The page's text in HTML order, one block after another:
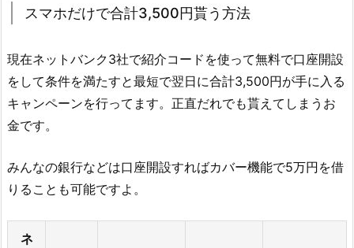
スマホだけで合計3,500円貰う方法
現在ネットバンク3社で紹介コードを使って無料で口座開設
をして条件を満たすと最短で翌日に合計3,500円が手に入る
キャンペーンを行ってます。正直だれでも貰えてしまうお
金です。
みんなの銀行などは口座開設すればカバー機能で5万円を借
りることも可能ですよ。
ネ